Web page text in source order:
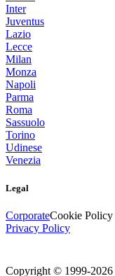
Inter
Juventus
Lazio
Lecce
Milan
Monza
Napoli
Parma
Roma
Sassuolo
Torino
Udinese
Venezia
Legal
CorporateCookie Policy
Privacy Policy
Copyright © 1999-2026